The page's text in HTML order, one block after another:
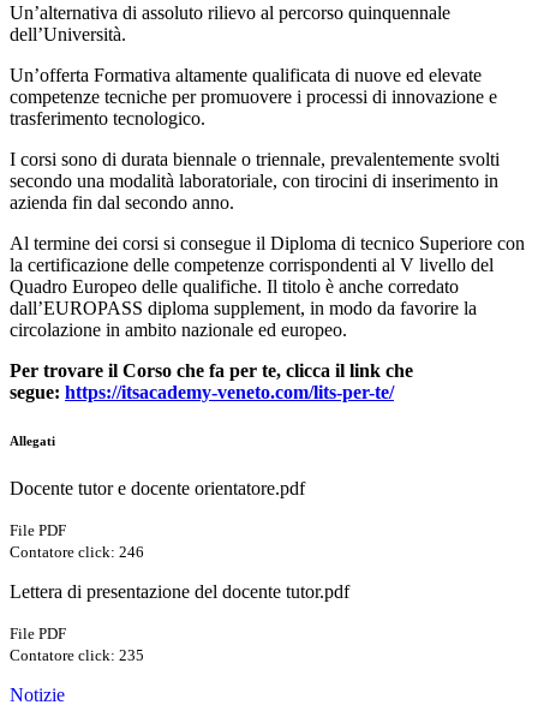
Un’alternativa di assoluto rilievo al percorso quinquennale
dell’Università.
Un’offerta Formativa altamente qualificata di nuove ed elevate
competenze tecniche per promuovere i processi di innovazione e
trasferimento tecnologico.
I corsi sono di durata biennale o triennale, prevalentemente svolti
secondo una modalità laboratoriale, con tirocini di inserimento in
azienda fin dal secondo anno.
Al termine dei corsi si consegue il Diploma di tecnico Superiore con
la certificazione delle competenze corrispondenti al V livello del
Quadro Europeo delle qualifiche. Il titolo è anche corredato
dall’EUROPASS diploma supplement, in modo da favorire la
circolazione in ambito nazionale ed europeo.
Per trovare il Corso che fa per te, clicca il link che
segue: https://itsacademy-veneto.com/lits-per-te/
Allegati
Docente tutor e docente orientatore.pdf
File PDF
Contatore click: 246
Lettera di presentazione del docente tutor.pdf
File PDF
Contatore click: 235
Notizie